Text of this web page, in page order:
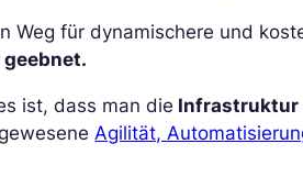
Weg für dynamischere und
ist, dass man die Infrastruktur
Agilität,